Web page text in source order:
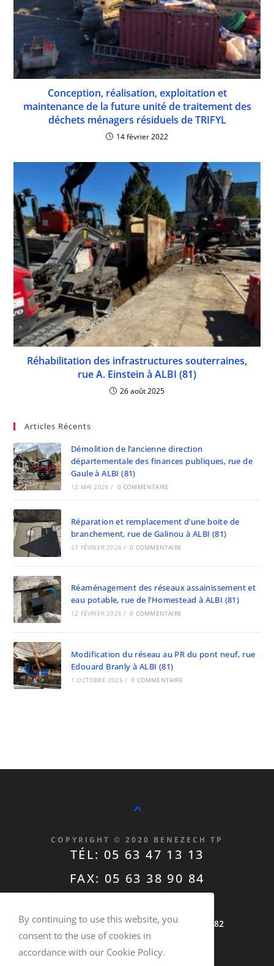
Conception, réalisation, exploitation et
maintenance de la future unité de traitement des
déchets ménagers résiduels de TRIFYL
14 février 2022
Réhabilitation des infrastructures souterraines,
rue A. Einstein à ALBI (81)
26 août 2025
Articles Récents
Démolition de l’ancienne direction
départementale des finances publiques, rue de
Gaule à ALBI (81)
12 MAI 2026 / 0 COMMENTAIRE
Réparation et remplacement d’une boite de
branchement, rue de Galinou à ALBI (81)
27 FÉVRIER 2026 / 0 COMMENTAIRE
Réaménagement des réseaux assainissement et
eau potable, rue de l’Homestead à ALBI (81)
12 FÉVRIER 2026 / 0 COMMENTAIRE
Modification du réseau au PR du pont neuf, rue
Edouard Branly à ALBI (81)
1 OCTOBRE 2025 / 0 COMMENTAIRE
^
COPYRIGHT © 2020 BENEZECH TP
TÉL: 05 63 47 13 13
FAX: 05 63 38 90 84
T.V.A Intracommunautaire FR70305475782
ALBI REMBLAIS RECYCLÉS
By continuing to use this website, you
consent to the use of cookies in
accordance with our Cookie Policy.